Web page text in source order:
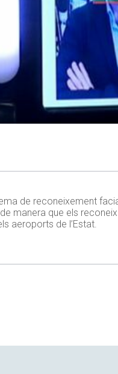
de reconeixement
manera que els
aeroports de l’Estat.